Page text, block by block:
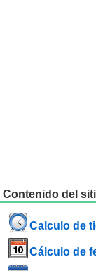
Contenido del
Calculo de
Cálculo de